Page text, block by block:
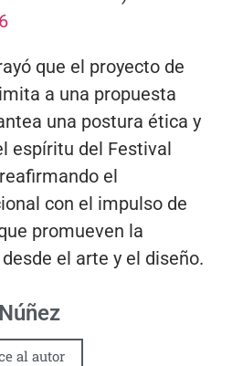
que el proyecto de
a una propuesta
una postura ética y
espíritu del Festival
el
con el impulso de
promueven la
el arte y el diseño.
al autor